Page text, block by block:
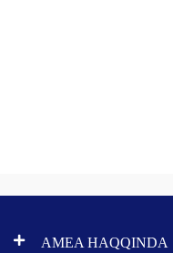
AMEA HAQQINDA